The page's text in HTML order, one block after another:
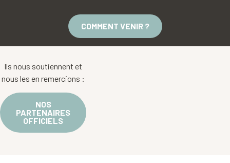
COMMENT VENIR ?
Ils nous soutiennent et
nous les en remercions :
NOS
PARTENAIRES
OFFICIELS